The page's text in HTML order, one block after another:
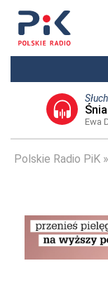
Ewa
Polskie Radio PiK